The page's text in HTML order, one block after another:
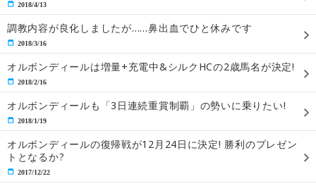
2018/4/13
調教内容が良化しましたが……鼻出血でひと休みです
2018/3/16
オルボンディールは増量+充電中&シルクHCの2歳馬名が決定!
2018/2/16
オルボンディールも「3日連続重賞制覇」の勢いに乗りたい!
2018/1/19
オルボンディールの復帰戦が12月24日に決定! 勝利のプレゼン
トとなるか?
2017/12/22